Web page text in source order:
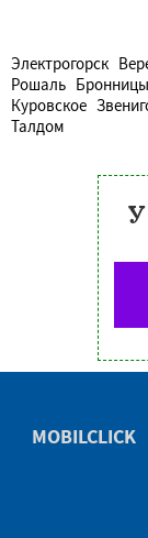
Электрогорск
Рошаль Бронницы
Куровское
Талдом
MOBILCLICK